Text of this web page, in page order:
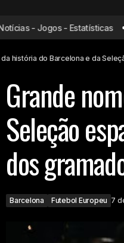
processo da
- Jogos - Estatísticas
história do Barcelona e da
Grande
Seleção
dos
Barcelona Futebol Europeu 7